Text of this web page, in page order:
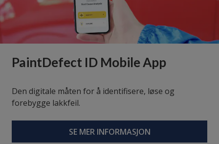
PaintDefect ID Mobile App
Den digitale måten for å identifisere, løse og
forebygge lakkfeil.
SE MER INFORMASJON